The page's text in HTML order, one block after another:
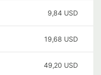
9,84 USD
19,68 USD
49,20 USD